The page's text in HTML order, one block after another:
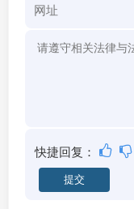
快捷回复：